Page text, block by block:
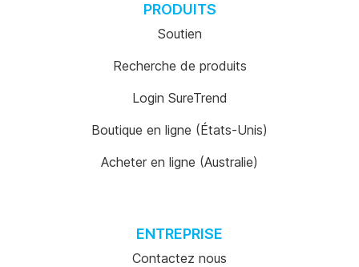
PRODUITS
Soutien
Recherche de produits
Login SureTrend
Boutique en ligne (États-Unis)
Acheter en ligne (Australie)
ENTREPRISE
Contactez nous